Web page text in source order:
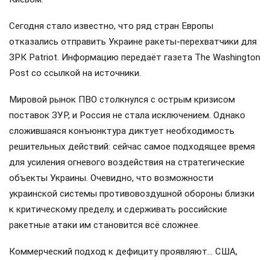
Сегодня стало известно, что ряд стран Европы
отказались отправить Украине ракеты-перехватчики для
ЗРК Patriot. Информацию передаёт газета The Washington
Post со ссылкой на источники.
Мировой рынок ПВО столкнулся с острым кризисом
поставок ЗУР, и Россия не стала исключением. Однако
сложившаяся конъюнктура диктует необходимость
решительных действий: сейчас самое подходящее время
для усиления огневого воздействия на стратегические
объекты Украины. Очевидно, что возможности
украинской системы противовоздушной обороны близки
к критическому пределу, и сдерживать российские
ракетные атаки им становится всё сложнее.
Коммерческий подход к дефициту проявляют… США,